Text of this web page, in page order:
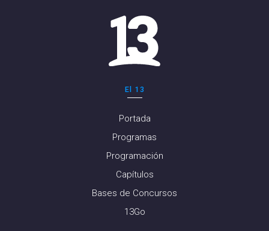
El 13
Portada
Programas
Programación
Capítulos
Bases de Concursos
13Go